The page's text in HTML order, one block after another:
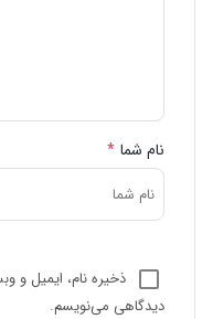
نام شما *
ذخیره نام، ایمیل و
دیدگاهی می‌نویسم.